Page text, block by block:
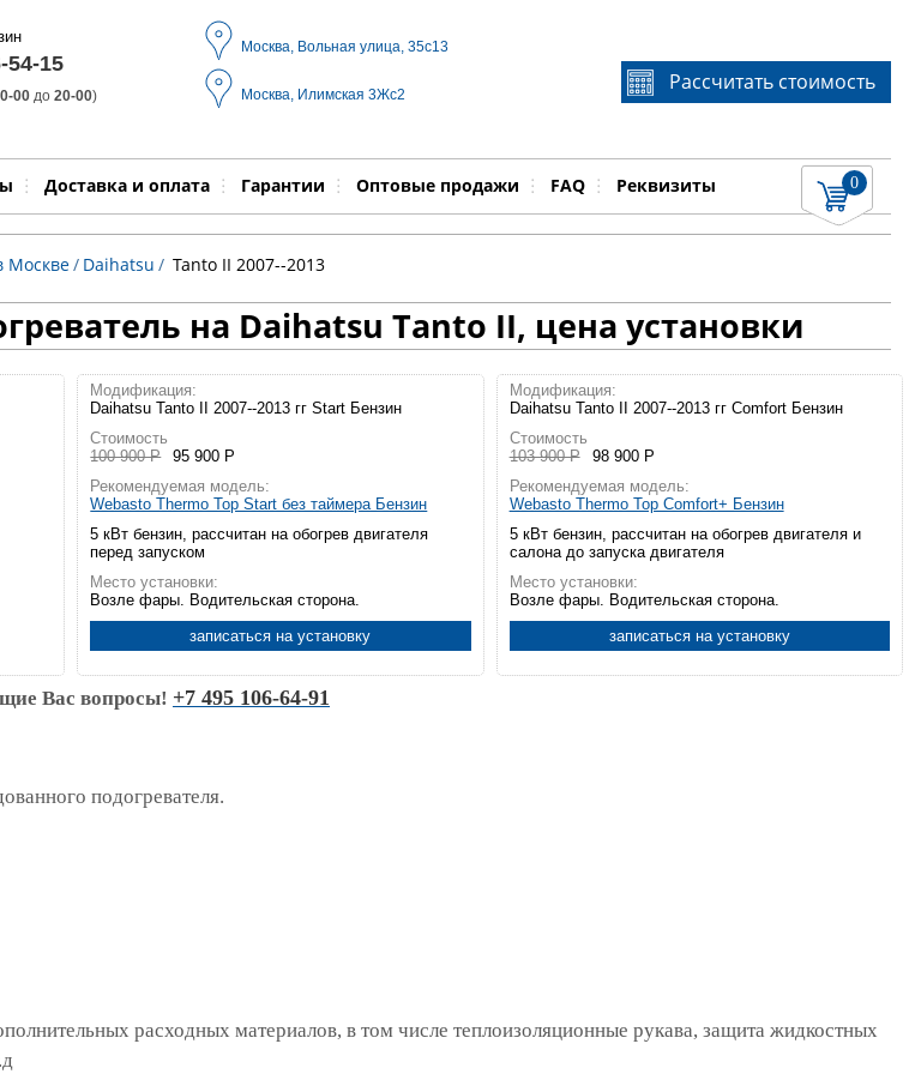
54-15
00 до 20-00)
Москва, Вольная улица, 35с13
Москва, Илимская 3Жс2
Рассчитать стоимость
Доставка и оплата Гарантии Оптовые продажи FAQ Реквизиты 0
Если Вы не знаете идентификационный номер
запчасти, звоните по телефону+7 495 106-64-91, мы
Выполняемые работы
Москве/ Daihatsu / Tanto II 2007--2013
на Daihatsu Tanto II, цена установки
Модификация:
Daihatsu Tanto II 2007--2013 гг Start Бензин
Стоимость
100 900 Р
95 900 Р
Рекомендуемая модель:
Webasto Thermo Top Start без таймера Бензин
5 кВт бензин, рассчитан на обогрев двигателя
перед запуском
Место установки:
Возле фары. Водительская сторона.
записаться на установку
Модификация:
Daihatsu Tanto II 2007--2013 гг Comfort Бензин
Стоимость
103 900 Р
98 900 Р
Рекомендуемая модель:
Webasto Thermo Top Comfort+ Бензин
5 кВт бензин, рассчитан на обогрев двигателя и
салона до запуска двигателя
Место установки:
Возле фары. Водительская сторона.
записаться на установку
Вас вопросы! +7 495 106-64-91
подогревателя.
расходных материалов, в том числе теплоизоляционные рукава, защита жидкостных